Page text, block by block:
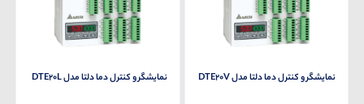
نمایشگر و کنترل دما دلتا مدل DTE20V نمایشگر و کنترل دما دلتا مدل DTE20L